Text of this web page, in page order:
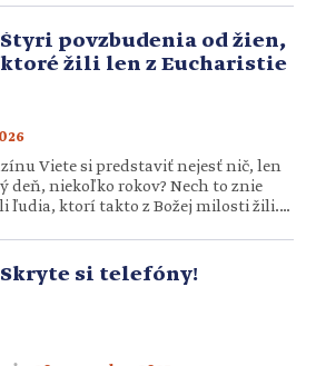
nejakých pravidiel a či vedia
za dvoch. Pokiaľ sú rodičia dvaja,
Štyri povzbudenia od žien,
ktoré žili len z Eucharistie
Viete si predstaviť nejesť nič, len
deň, niekoľko rokov? Nech to znie
ľudia, ktorí takto z Božej milosti žili.
sa živili časť života len
len štyri ženy. […]
Skryte si telefóny!